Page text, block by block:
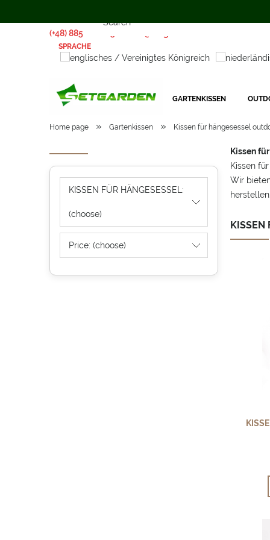
(+48) 885 281 885
SPRACHE
GARTENKISSEN
Home page » Gartenkissen » Kissen für hängesessel
KISSEN FÜR HÄNGESESSEL:
(choose)
Price: (choose)
Kissen
Kissen
Wir
KISSEN